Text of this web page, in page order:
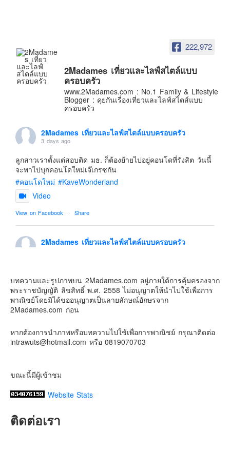
ฟิลิปปินส์
ออสเตรเลีย
บทความครอบครัว
Beauty Review
รีวิวสายการบิน
Products & Applications
Events & PR News
About Us
Contact & Support Us
222,972
2Madames เที่ยวและไลฟ์สไตล์แบบ
ครอบครัว
www.2Madames.com : No.1 Family & Lifestyle
Blogger : คุยกันเรื่องเที่ยวและไลฟ์สไตส์แบบ
ครอบครัว
2Madames เที่ยวและไลฟ์สไตล์แบบครอบครัว
3 days ago
ลูกสาวเราตั้งแต่สอบติด มธ. ก็ต้องย้ายไปอยู่คอนโดที่รังสิต วันนี้
จะพาไปบุกคอนโดใหม่เจ๊เกรซกัน
#คอนโดใหม่ #KaveWonderland
Video
View on Facebook · Share
2Madames เที่ยวและไลฟ์สไตล์แบบครอบครัว
ปล. ขอบคุณเสื้อทีมน่ารักๆจากBabyLovett เสื้อผ้าเด็ก
#รักใครให้พาไปดิสนีย์แลนด์ #hongkongdisneyland
#discoverhongkong #hongkongsummerfu
Photo
View on Facebook
บทความและรูปภาพบน 2Madames.com อยู่ภายใต้การคุ้มครองจาก
พระราชบัญญัติ ลิขสิทธิ์ พ.ศ. 2558 ไม่อนุญาตให้นำไปใช้เพื่อการ
พาณิชย์โดยมิได้ขออนุญาตเป็นลายลักษณ์อักษรจาก
2Madames.com ก่อน
หากต้องการนำภาพหรือบทความไปใช้เพื่อการพาณิชย์ กรุณาติดต่อ
intrawuts@hotmail.com หรือ 0819070703
ขณะนี้มีผู้เข้าชม
Website Stats
ติดต่อเรา